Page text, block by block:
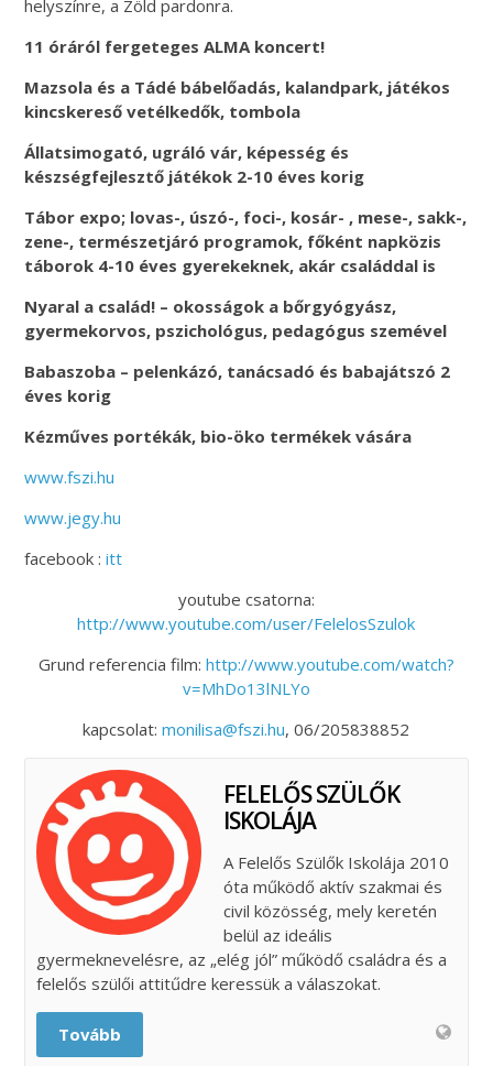
helyszínre, a Zöld pardonra.
11 óráról fergeteges ALMA koncert!
Mazsola és a Tádé bábelőadás, kalandpark, játékos
kincskereső vetélkedők, tombola
Állatsimogató, ugráló vár, képesség és
készségfejlesztő játékok 2-10 éves korig
Tábor expo; lovas-, úszó-, foci-, kosár- , mese-, sakk-,
zene-, természetjáró programok, főként napközis
táborok 4-10 éves gyerekeknek, akár családdal is
Nyaral a család! – okosságok a bőrgyógyász,
gyermekorvos, pszichológus, pedagógus szemével
Babaszoba – pelenkázó, tanácsadó és babajátszó 2
éves korig
Kézműves portékák, bio-öko termékek vására
www.fszi.hu
www.jegy.hu
facebook :itt
youtube csatorna:
http://www.youtube.com/user/FelelosSzulok
Grund referencia film: http://www.youtube.com/watch?
v=MhDo13lNLYo
kapcsolat:monilisa@fszi.hu, 06/205838852
FELELŐS SZÜLŐK
ISKOLÁJA
A Felelős Szülők Iskolája 2010
óta működő aktív szakmai és
civil közösség, mely keretén
belül az ideális
gyermeknevelésre, az „elég jól” működő családra és a
felelős szülői attitűdre keressük a válaszokat.
Tovább